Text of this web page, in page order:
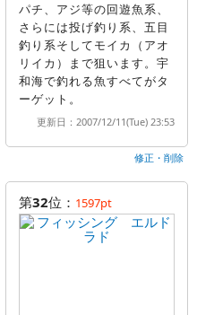
パチ、アジ等の回遊魚系、
さらには投げ釣り系、五目
釣り系そしてモイカ（アオ
リイカ）まで狙います。宇
和海で釣れる魚すべてがタ
ーゲット。
更新日：2007/12/11(Tue) 23:53
修正・削除
第32位： 1597pt